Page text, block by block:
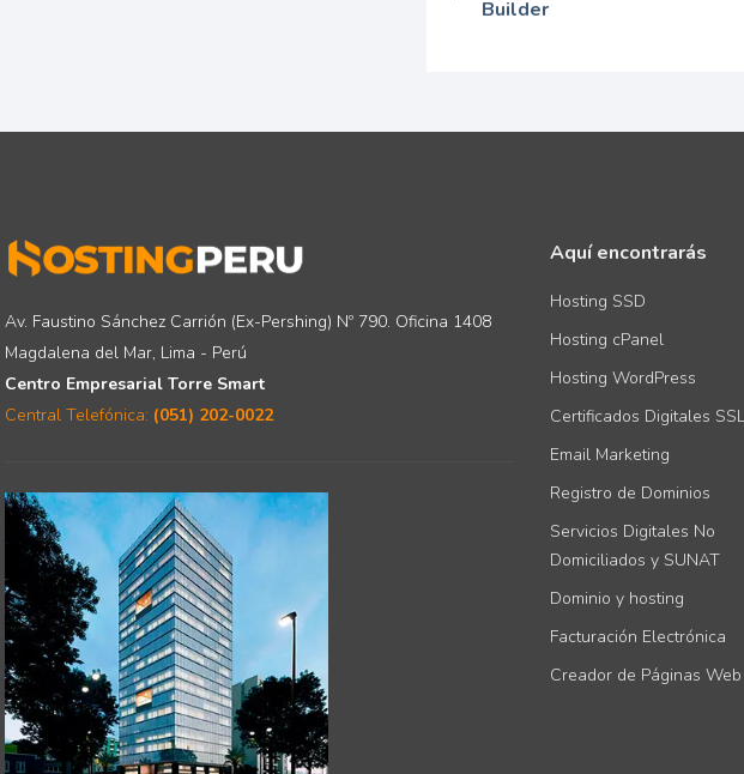
Builder
Av. Faustino Sánchez Carrión (Ex-Pershing) Nº 790. Oficina 1408
Magdalena del Mar, Lima - Perú
Centro Empresarial Torre Smart
Central Telefónica: (051) 202-0022
Aquí encontrarás
Hosting SSD
Hosting cPanel
Hosting WordPress
Certificados Digitales SSL
Email Marketing
Registro de Dominios
Servicios Digitales No
Domiciliados y SUNAT
Dominio y hosting
Facturación Electrónica
Creador de Páginas Web